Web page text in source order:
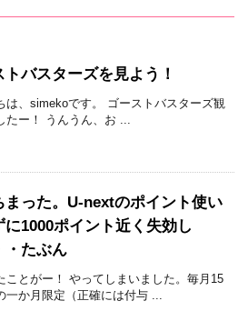
トバスターズを見よう！
は、simekoです。 ゴーストバスターズ観
たー！ うんうん、お ...
まった。U-nextのポイント使い
に1000ポイント近く失効し
・たぶん
ことがー！ やってしまいました。毎月15
一か月限定（正確には付与 ...